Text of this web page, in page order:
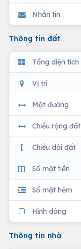
Nhắn tin
Thông tin đất
Tổng diện tích
Vị trí
Mặt đường
Chiều rộng đất
Chiều dài đất
Số mặt tiền
Số mặt hẻm
Hình dáng
Thông tin nhà